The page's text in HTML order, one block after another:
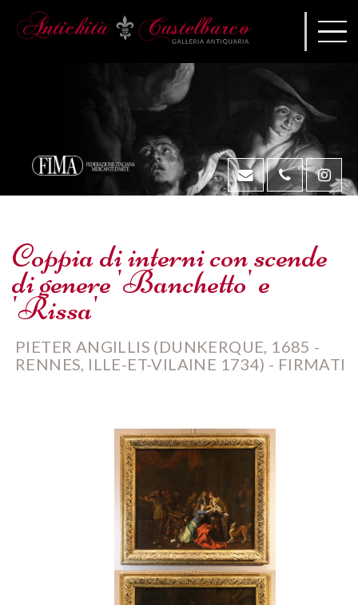
Coppia di interni con scende
di genere 'Banchetto' e
'Rissa'
PIETER ANGILLIS (DUNKERQUE, 1685 -
RENNES, ILLE-ET-VILAINE 1734) - FIRMATI